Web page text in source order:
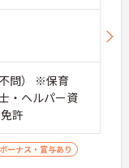
問） ※保育
・ヘルパー資
許
ボーナス・賞与あり